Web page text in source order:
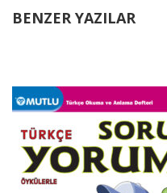
BENZER YAZILAR